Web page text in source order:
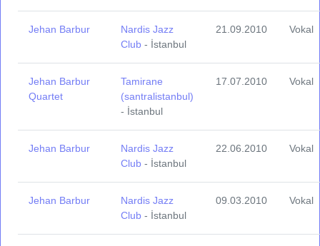
Jehan Barbur
Nardis Jazz
Club - İstanbul
21.09.2010 Vokal
Jehan Barbur
Quartet
Tamirane
(santralistanbul)
- İstanbul
17.07.2010 Vokal
Jehan Barbur
Nardis Jazz
Club - İstanbul
22.06.2010 Vokal
Jehan Barbur
Nardis Jazz
Club - İstanbul
09.03.2010 Vokal